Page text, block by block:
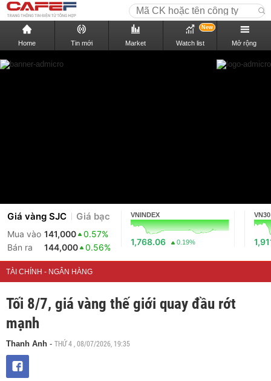
Home Tin mới Market Watch list
New
Mở rộng
Giá vàng SJC Giá bạc
Mua vào 141,000
0.57%
Bán ra
144,000 0.56%
VNINDEX
1,768.06 0.19%
VN30
TÀI CHÍNH - NGÂN HÀNG
Tối 8/7, giá vàng thế giới quay đầu rớt
mạnh
Thanh Anh - THỨ 4 , 08/07/2026, 19:35